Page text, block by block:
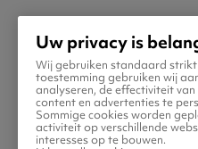
Zeker van veilig
Boek ook direct
in Brussel
Uw privacy is
Wij gebruiken standaard
toestemming gebruiken wij
analyseren, de effectiviteit
content en advertenties te
Sommige cookies worden
activiteit op verschillende
interesses op te bouwen.